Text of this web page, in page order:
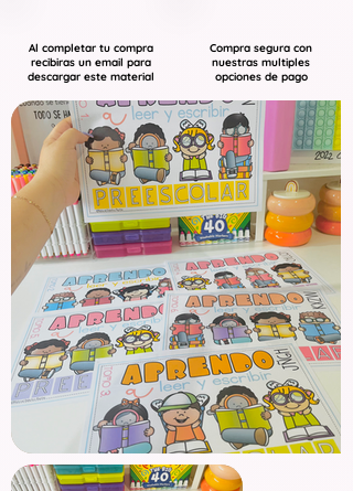
Compra segura con
nuestras multiples
opciones de pago
Al completar tu compra
recibiras un email para
descargar este material